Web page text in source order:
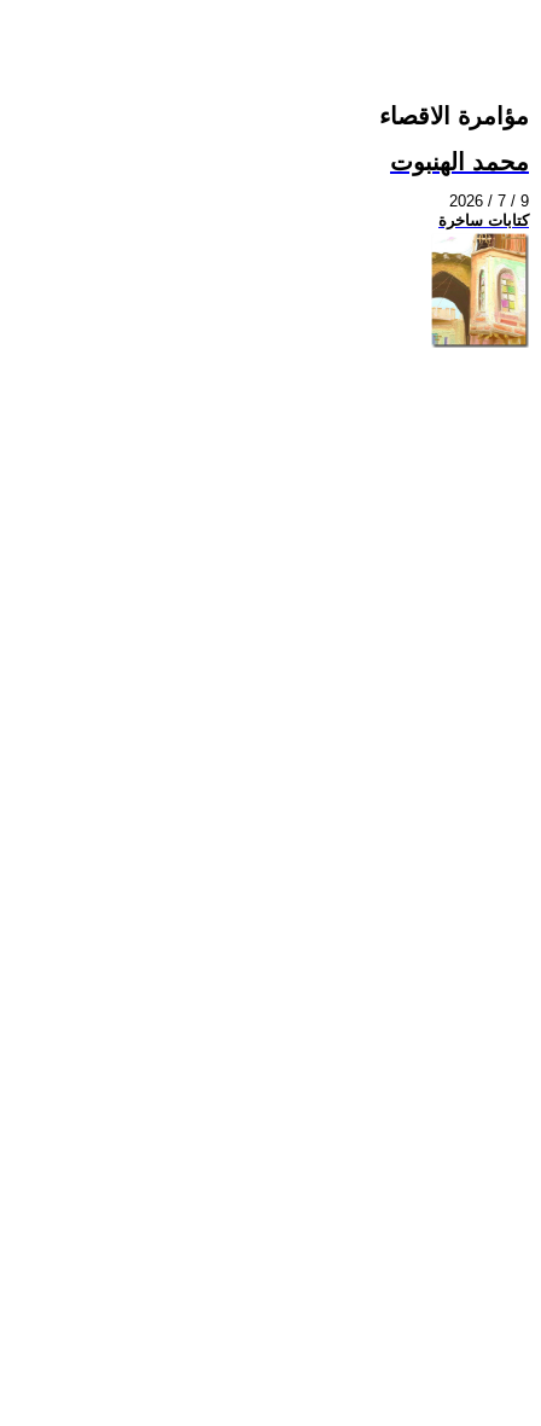
مؤامرة الاقصاء
محمد الهنبوت
2026 / 7 / 9
كتابات ساخرة